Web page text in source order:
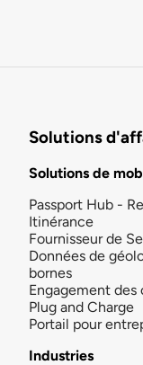
Solutions
Solutions de
Passport Hub -
Itinérance
Fournisseur de
Données de
bornes
Engagement
Plug and Charge
Portail pour
Industries